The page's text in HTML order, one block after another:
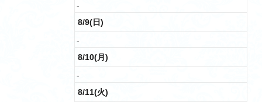
-
8/9(日)
-
8/10(月)
-
8/11(火)